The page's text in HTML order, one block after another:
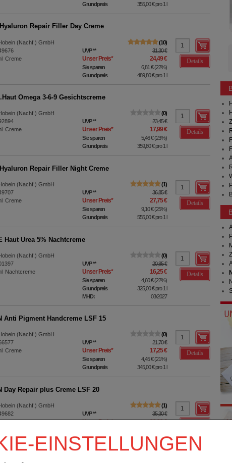
EINSTELLUNGEN
Grundpreis
355,00 €pro 1 l
Repair Filler Day Creme
(Nachf.) GmbH
Creme
10
UVP** 31,30 €
Unser Preis* 24,49 €
Sie sparen 6,81 €(22%)
Grundpreis
489,80 €pro 1 l
Details
Omega 3-6-9 Gesichtscreme
(Nachf.) GmbH
Creme
0
UVP** 23,45 €
Unser Preis* 17,99 €
Sie sparen 5,46 €(23%)
Grundpreis
359,80 €pro 1 l
Details
Repair Filler Night Creme
(Nachf.) GmbH
Creme
1
UVP** 36,85 €
Unser Preis* 27,75 €
Sie sparen 9,10 €(25%)
Grundpreis
555,00 €pro 1 l
Details
Haut Urea 5% Nachtcreme
(Nachf.) GmbH
Nachtcreme
0
UVP** 20,85 €
Unser Preis* 16,25 €
Sie sparen 4,60 €(22%)
Grundpreis
325,00 €pro 1 l
MHD:
03/2027
Details
Anti Pigment Handcreme LSF 15
(Nachf.) GmbH
Creme
0
UVP** 21,70 €
Unser Preis* 17,25 €
Sie sparen 4,45 €(21%)
Grundpreis
345,00 €pro 1 l
Details
Day Repair plus Creme LSF 20
(Nachf.) GmbH
Creme
1
UVP** 35,30 €
Unser Preis* 28,29 €
Grundpreis
565,80 € pro 1 l
Gesichtscreme Anti Glycation